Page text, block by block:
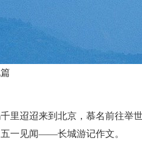
里迢迢来到北京，慕名前往举
一见闻——长城游记作文。